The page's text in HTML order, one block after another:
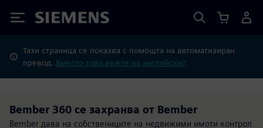
Siemens
Тази страница се показва с помощта на автоматизиран
превод. Вместо това вижте на английски?
Bember 360 се захранва от Bember
Bember дава на собствениците на недвижими имоти контрол